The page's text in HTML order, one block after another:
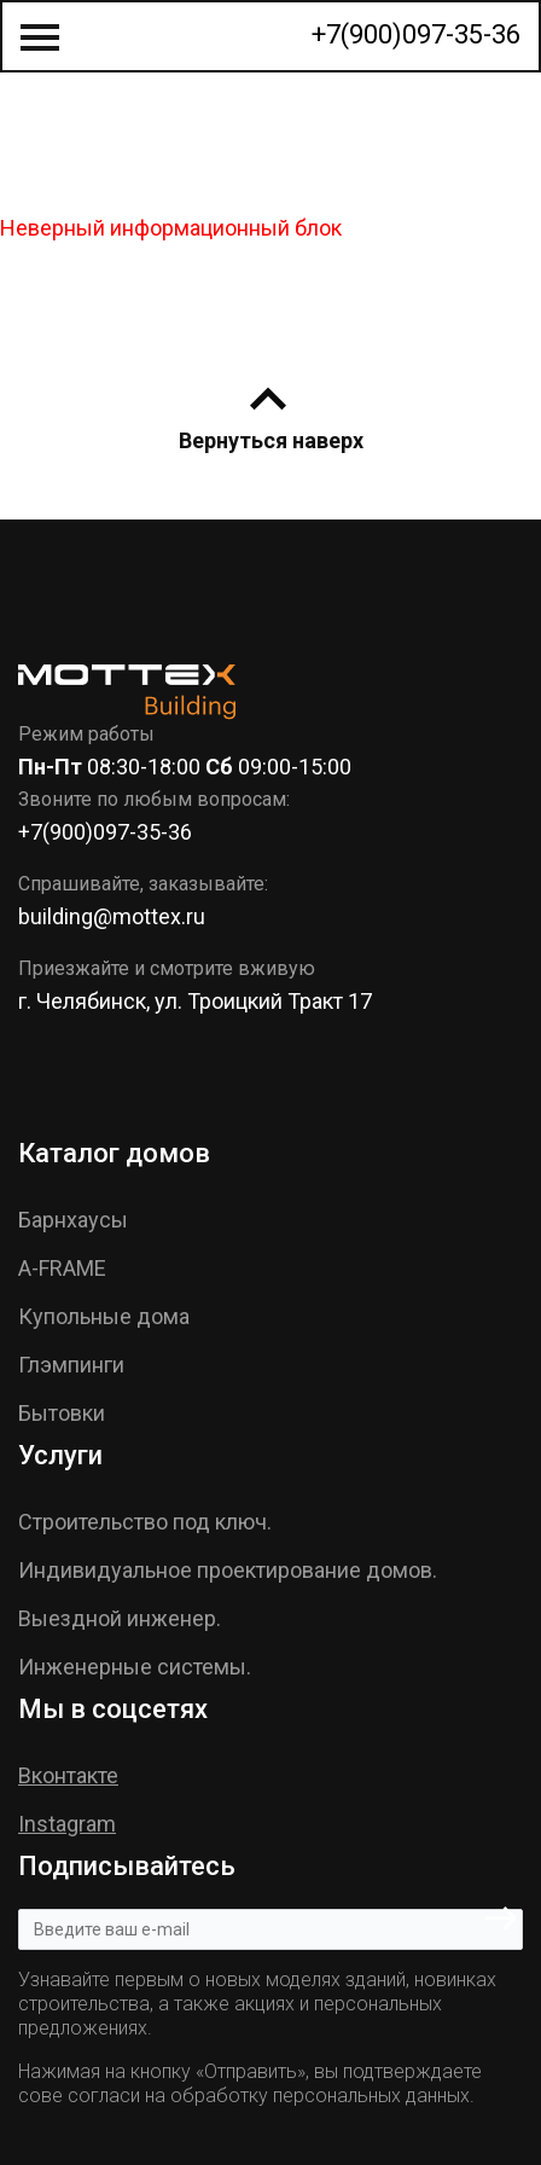
+7(900)097-35-36
СТРОИТЕЛЬСТВО ДОМОВ
Неверный информационный блок
Вернуться наверх
Режим работы
Пн-Пт 08:30-18:00 Сб 09:00-15:00
Звоните по любым вопросам:
+7(900)097-35-36
Спрашивайте, заказывайте:
building@mottex.ru
Приезжайте и смотрите вживую
г. Челябинск, ул. Троицкий Тракт 17
Каталог домов
Барнхаусы
A-FRAME
Купольные дома
Глэмпинги
Бытовки
Услуги
Строительство под ключ.
Индивидуальное проектирование домов.
Выездной инженер.
Инженерные системы.
Мы в соцсетях
Вконтакте
Instagram
Подписывайтесь
Узнавайте первым о новых моделях зданий, новинках
строительства, а также акциях и персональных
предложениях.
Нажимая на кнопку «Отправить», вы подтверждаете
сове согласи на обработку персональных данных.